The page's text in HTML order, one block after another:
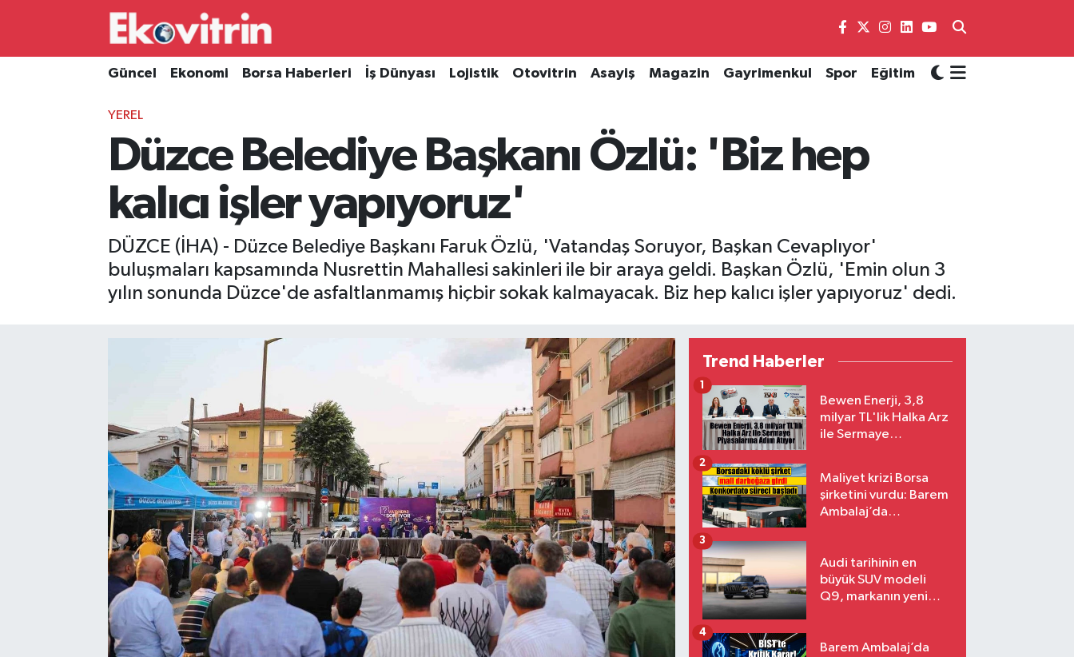
Güncel Ekonomi Borsa Haberleri İş Dünyası Lojistik Otovitrin Asayiş Magazin Gayrimenkul Spor Eğitim
YEREL
Düzce Belediye Başkanı Özlü: 'Biz hep
kalıcı işler yapıyoruz'
DÜZCE (İHA) - Düzce Belediye Başkanı Faruk Özlü, 'Vatandaş Soruyor, Başkan Cevaplıyor'
buluşmaları kapsamında Nusrettin Mahallesi sakinleri ile bir araya geldi. Başkan Özlü, 'Emin olun 3
yılın sonunda Düzce'de asfaltlanmamış hiçbir sokak kalmayacak. Biz hep kalıcı işler yapıyoruz' dedi.
Trend Haberler
Bewen Enerji, 3,8
milyar TL'lik Halka Arz
ile Sermaye
1
Maliyet krizi Borsa
şirketini vurdu: Barem
Ambalaj’da
2
Audi tarihinin en
büyük SUV modeli
Q9, markanın yeni
3
Barem Ambalaj’da
4
Güncel
Borsa Haberleri
Hava Durumu
Süper Lig Puan Durumu ve Fikstür
Tüm Manşetler
Son Dakika Haberleri
Haber Arşivi